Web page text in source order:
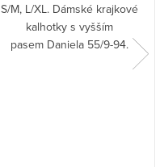
S/M, L/XL. Dámské krajkové
kalhotky s vyšším
pasem Daniela 55/9-94.